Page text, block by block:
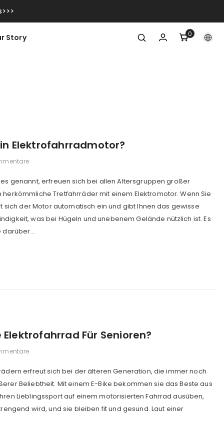
Story 00
Artikel
Elektrofahrradmotor?
genannt, erfreuen sich bei allen Altersgruppen großer
Tretfahrräder mit einem Elektromotor. Wenn Sie
sich der Motor automatisch ein und gibt Ihnen das gewisse
was bei Hügeln und unebenem Gelände nützlich ist. Es
darüber...
Für Senioren?
erfreut sich bei der älteren Generation, die immer noch
Beliebtheit. Mit einem E-Bike bekommen sie das Beste aus
Lieblingssport auf einem motorisierten Fahrrad ausüben,
wird, und sie bleiben fit und gesund. Laut einer